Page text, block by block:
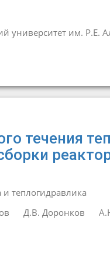
университет им. Р.Е.
течения
теплогидравлика
Д.В. Доронков